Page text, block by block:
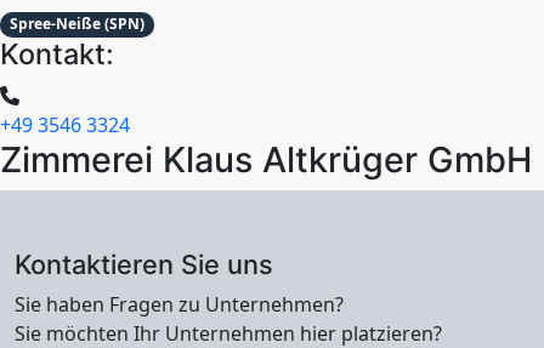
Spree-Neiße (SPN)
Kontakt:
+49 3546 3324
Zimmerei Klaus Altkrüger GmbH
Kontaktieren Sie uns
Sie haben Fragen zu Unternehmen?
Sie möchten Ihr Unternehmen hier platzieren?